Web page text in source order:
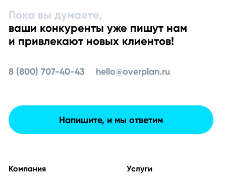
Пока вы думаете,
ваши конкуренты уже пишут нам
и привлекают новых клиентов!
8 (800) 707-40-43 hello@overplan.ru
Напишите, и мы ответим
Компания
Услуги